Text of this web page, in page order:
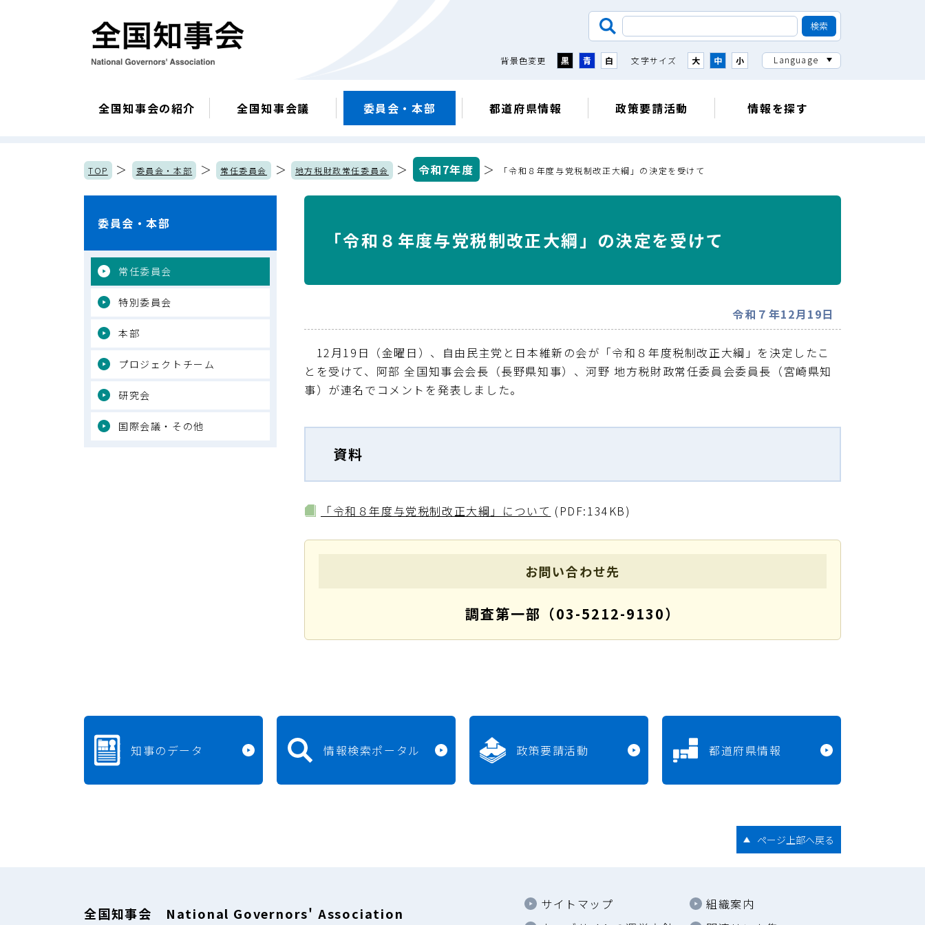
背景色変更 黒 青 白 文字サイズ 大 中 小 Language
全国知事会の紹介 全国知事会議 委員会・本部 都道府県情報 政策要請活動 情報を探す
TOP ＞ 委員会・本部 ＞ 常任委員会 ＞ 地方税財政常任委員会 ＞ 令和7年度 ＞ 「令和８年度与党税制改正大綱」の決定を受けて
「令和８年度与党税制改正大綱」の決定を受けて
令和７年12月19日
12月19 日（金曜日）、自由民主党と日本維新の会が「令和８年度税制改正大綱」を決定したこ
とを受けて、阿部 全国知事会会長（長野県知事）、河野 地方税財政常任委員会委員長（宮崎県知
事）が連名でコメントを発表しました。
資料
「令和８年度与党税制改正大綱」について (PDF:134KB)
お問い合わせ先
調査第一部（03-5212-9130）
委員会・本部
常任委員会
特別委員会
本部
プロジェクトチーム
研究会
国際会議・その他
知事のデータ 情報検索ポータル 政策要請活動 都道府県情報
ページ上部へ戻る
サイトマップ
組織案内
全国知事会 National Governors' Association